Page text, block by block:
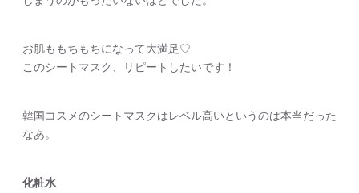
お肌ももちもちになって大満足♡
このシートマスク、リピートしたいです！
韓国コスメのシートマスクはレベル高いというのは本当だった
なあ。
化粧水